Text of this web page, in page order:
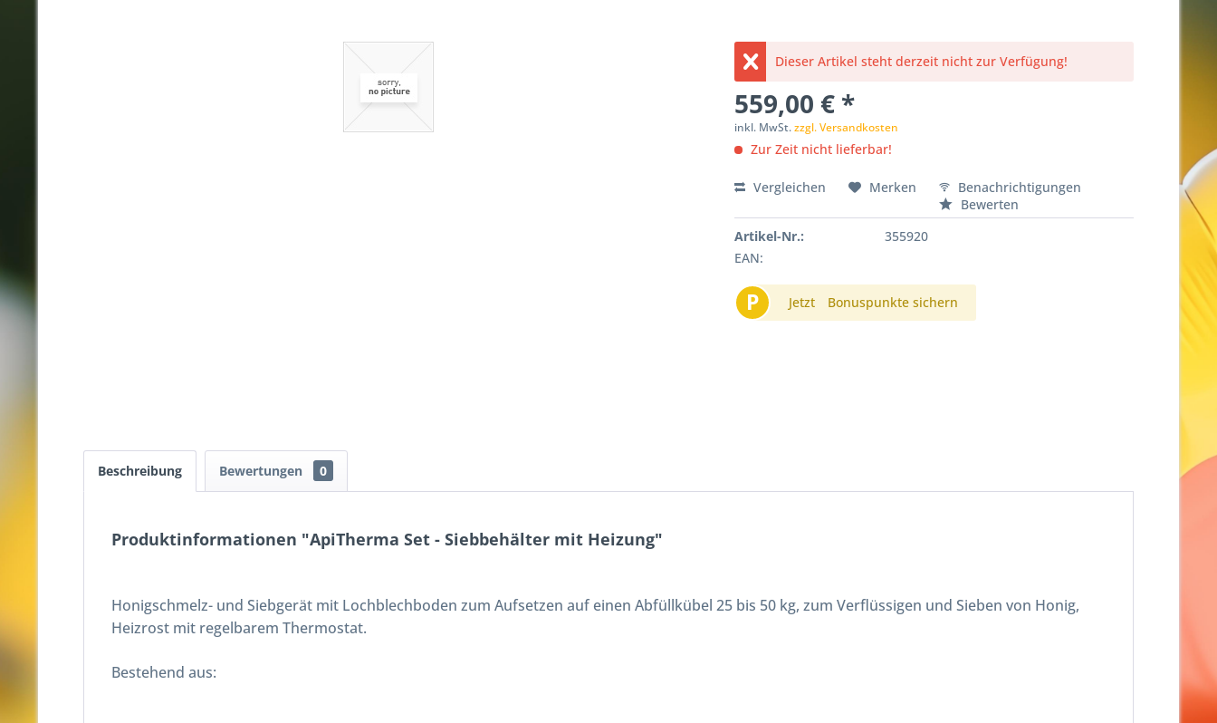
Dieser Artikel steht derzeit nicht zur Verfügung!
559,00 € *
inkl. MwSt.zzgl. Versandkosten
Zur Zeit nicht lieferbar!
Vergleichen Merken
Benachrichtigungen
Bewerten
Artikel-Nr.:
355920
EAN:
P Jetzt Bonuspunkte sichern
Beschreibung Bewertungen 0
Produktinformationen "ApiTherma Set - Siebbehälter mit Heizung"
Honigschmelz- und Siebgerät mit Lochblechboden zum Aufsetzen auf einen Abfüllkübel 25 bis 50 kg, zum Verflüssigen und Sieben von Honig,
Heizrost mit regelbarem Thermostat.
Bestehend aus: